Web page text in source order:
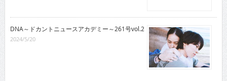
DNA～ドカントニュースアカデミー～261号vol.2
2024/5/20